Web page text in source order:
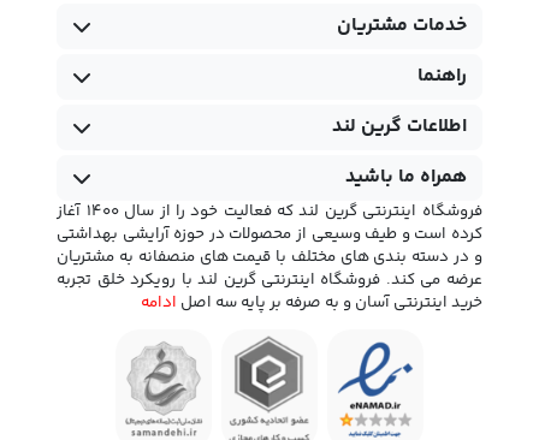
خدمات مشتریان
راهنما
اطلاعات گرین لند
همراه ما باشید
فروشگاه اینترنتی گرین لند که فعالیت خود را از سال 1400 آغاز
کرده است و طیف وسیعی از محصولات در حوزه آرایشی بهداشتی
و در دسته بندی های مختلف با قیمت های منصفانه به مشتریان
عرضه می کند. فروشگاه اینترنتی گرین لند با رویکرد خلق تجربه
خرید اینترنتی آسان و به صرفه بر پایه سه اصل ادامه